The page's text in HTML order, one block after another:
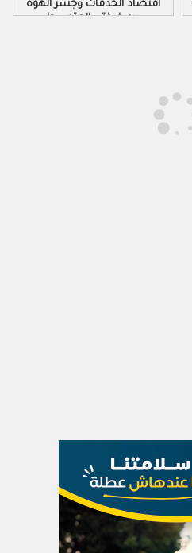
اقتصاد الخدمات وجسر الهوة
بين ضفتي المتوسط